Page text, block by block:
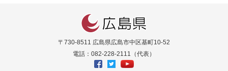
〒730-8511 広島県広島市中区基町10-52
電話：082-228-2111（代表）